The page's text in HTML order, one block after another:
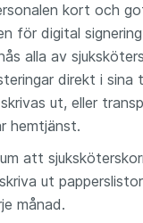
kort och
för digital
alla av
direkt i sina
ut, eller
hemtjänst.
att
ut
månad.